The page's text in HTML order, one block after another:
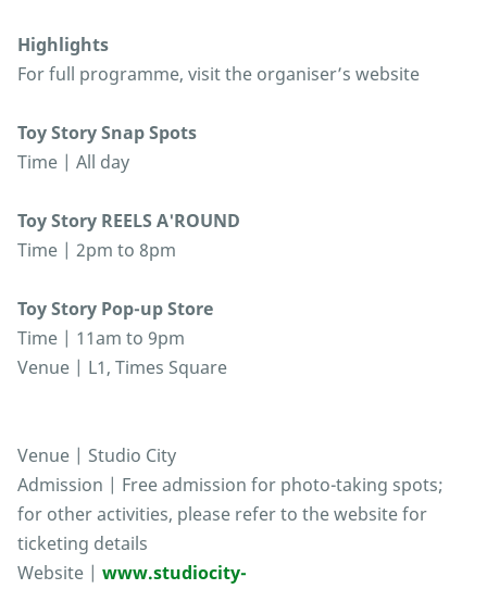
Highlights
For full programme, visit the organiser’s website
Toy Story Snap Spots
Time | All day
Toy Story REELS A'ROUND
Time | 2pm to 8pm
Toy Story Pop-up Store
Time | 11am to 9pm
Venue | L1, Times Square
Venue | Studio City
Admission | Free admission for photo-taking spots;
for other activities, please refer to the website for
ticketing details
Website | www.studiocity-